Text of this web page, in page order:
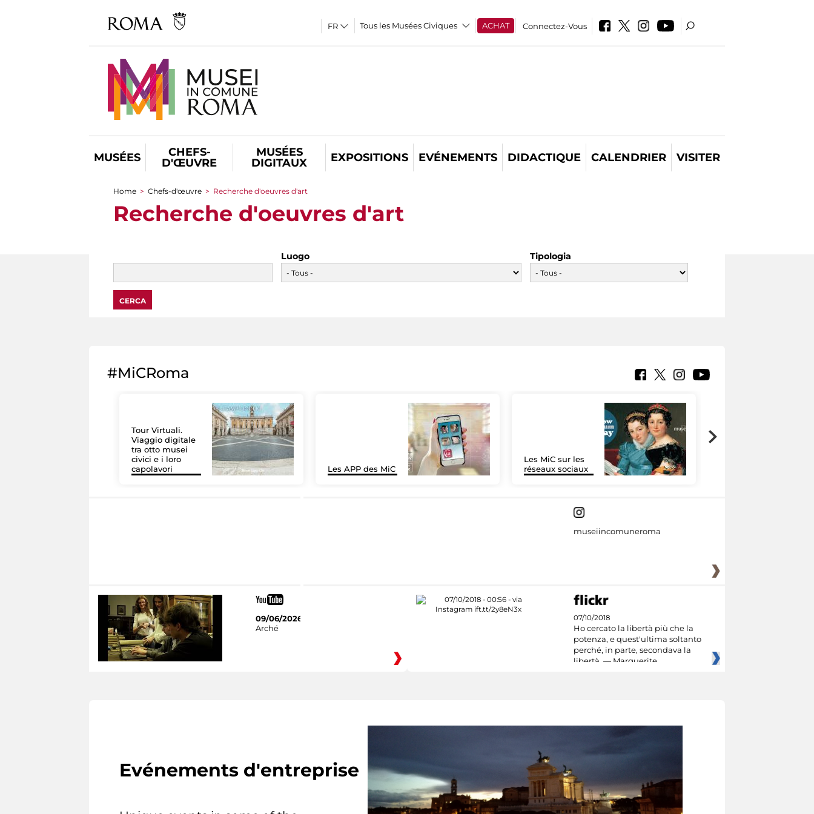
Tous les Musées Civiques ACHAT Connectez-Vous
MUSÉES
CHEFS-
D'ŒUVRE
MUSÉES
DIGITAUX
EXPOSITIONS EVÉNEMENTS DIDACTIQUE CALENDRIER VISITER
You are here
Home > Chefs-d'œuvre > Recherche d'oeuvres d'art
Recherche d'oeuvres d'art
Luogo Tipologia
#MiCRoma
Tour Virtuali.
Viaggio digitale
tra otto musei
civici e i loro
capolavori
Les APP des MiC
Les MiC sur les
réseaux sociaux
museiincomuneroma
09/06/2026
Arché
07/10/2018
Ho cercato la libertà più che la
potenza, e quest'ultima soltanto
perché, in parte, secondava la
libertà. — Marguerite
Evénements d'entreprise